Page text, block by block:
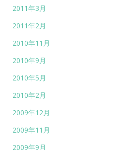
2011年3月
2011年2月
2010年11月
2010年9月
2010年5月
2010年2月
2009年12月
2009年11月
2009年9月